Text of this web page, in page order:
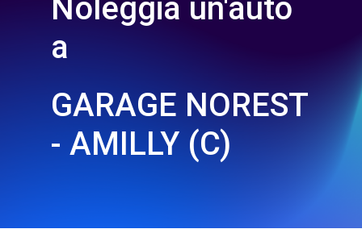
Noleggia un'auto
a
GARAGE NOREST
- AMILLY (C)